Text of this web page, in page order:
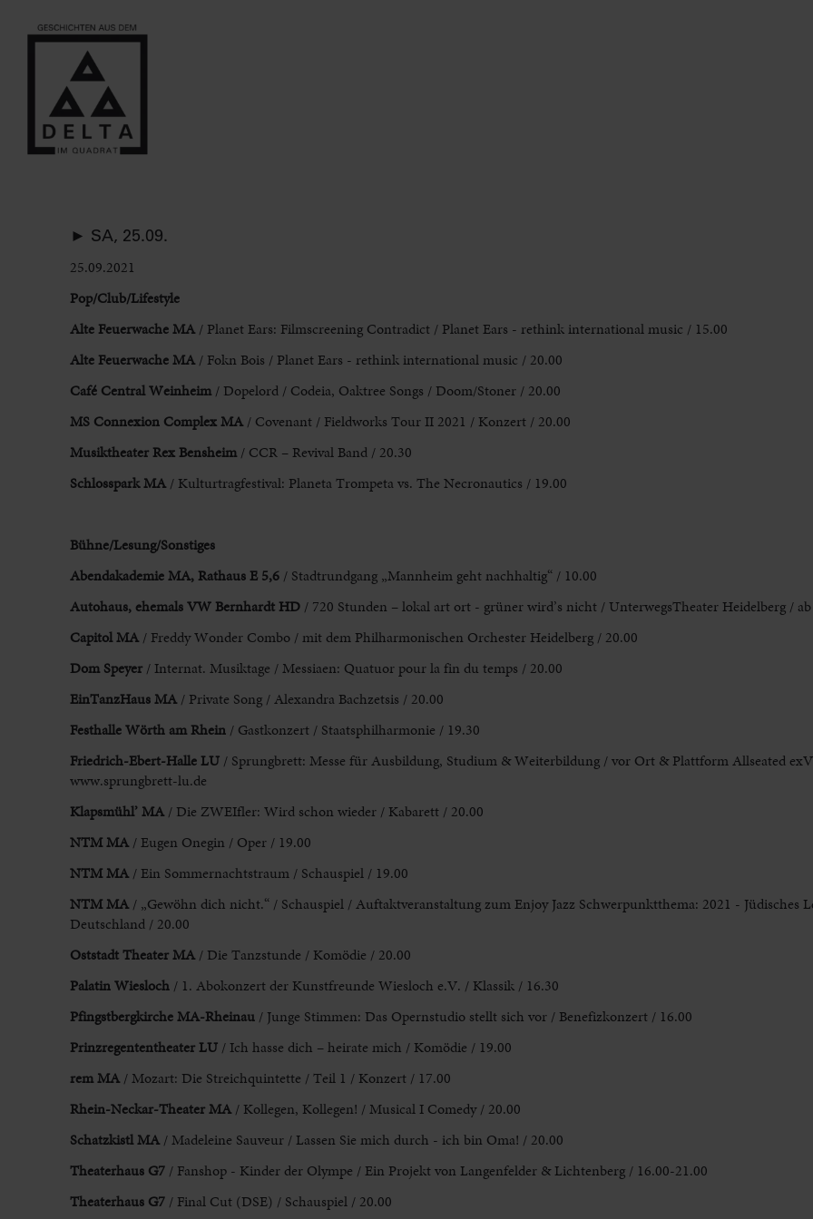
► SA, 25.09.
25.09.2021
Pop/Club/Lifestyle
Alte FeuerwacheMA / Planet Ears: Filmscreening Contradict / Planet Ears - rethink international music / 15.00
Alte Feuerwache MA/ Fokn Bois / Planet Ears - rethink international music / 20.00
Café Central Weinheim / Dopelord / Codeia, Oaktree Songs / Doom/Stoner / 20.00
MS Connexion ComplexMA / Covenant / Fieldworks Tour II 2021 / Konzert / 20.00
Musiktheater Rex Bensheim/ CCR – Revival Band / 20.30
Schlosspark MA/ Kulturtragfestival: Planeta Trompeta vs. The Necronautics / 19.00
Bühne/Lesung/Sonstiges
Abendakademie MA, Rathaus E 5,6/ Stadtrundgang „Mannheim geht nachhaltig“ / 10.00
Autohaus, ehemals VW Bernhardt HD/ 720 Stunden – lokal art ort - grüner wird’s nicht / UnterwegsTheater Heidelberg /
Capitol MA/ Freddy Wonder Combo / mit dem Philharmonischen Orchester Heidelberg / 20.00
Dom Speyer / Internat. Musiktage / Messiaen: Quatuor pour la fin du temps / 20.00
EinTanzHaus MA / Private Song / Alexandra Bachzetsis / 20.00
Festhalle Wörth am Rhein/ Gastkonzert / Staatsphilharmonie / 19.30
Friedrich-Ebert-Halle LU/ Sprungbrett: Messe für Ausbildung, Studium & Weiterbildung / vor Ort & Plattform Allseated
www.sprungbrett-lu.de
Klapsmühl’ MA/ Die ZWEIfler: Wird schon wieder / Kabarett / 20.00
NTM MA / Eugen Onegin / Oper / 19.00
NTM MA / Ein Sommernachtstraum / Schauspiel / 19.00
NTM MA / „Gewöhn dich nicht.“ / Schauspiel / Auftaktveranstaltung zum Enjoy Jazz Schwerpunktthema: 2021 - Jüdisches
Deutschland / 20.00
Oststadt Theater MA/ Die Tanzstunde / Komödie / 20.00
Palatin Wiesloch/ 1. Abokonzert der Kunstfreunde Wiesloch e.V. / Klassik / 16.30
Pfingstbergkirche MA-Rheinau / Junge Stimmen: Das Opernstudio stellt sich vor / Benefizkonzert / 16.00
Prinzregententheater LU/ Ich hasse dich – heirate mich / Komödie / 19.00
rem MA / Mozart: Die Streichquintette / Teil 1 / Konzert / 17.00
Rhein-Neckar-TheaterMA/ Kollegen, Kollegen! / Musical I Comedy / 20.00
Schatzkistl MA / Madeleine Sauveur / Lassen Sie mich durch - ich bin Oma! / 20.00
Theaterhaus G7 / Fanshop - Kinder der Olympe / Ein Projekt von Langenfelder & Lichtenberg / 16.00-21.00
Theaterhaus G7 / Final Cut (DSE) / Schauspiel / 20.00